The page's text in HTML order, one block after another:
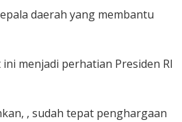
daerah yang membantu
menjadi perhatian Presiden RI
, sudah tepat penghargaan